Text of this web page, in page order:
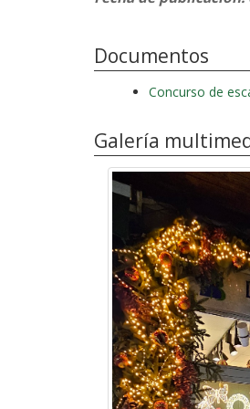
Documentos
Concurso de
Galería